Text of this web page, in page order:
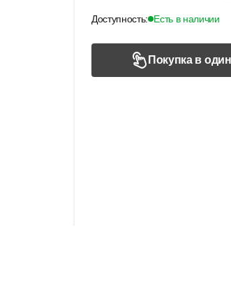
Доступность: Есть в наличии
Покупка в